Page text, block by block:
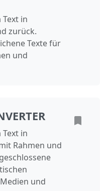
in
zurück.
Texte für
und
in
Rahmen und
und